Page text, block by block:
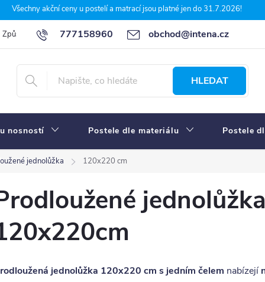
Všechny akční ceny u postelí a matrací jsou platné jen do 31.7.2026!
777158960 obchod@intena.cz
Způsoby a ceny dopravy 7 důvodů, proč nakupit u Intena nábytek
HLEDAT
nosností Postele dle materiálu Postele
jednolůžka 120x220 cm
jednolůžka 120x220 cm s jedním čelem nabízejí